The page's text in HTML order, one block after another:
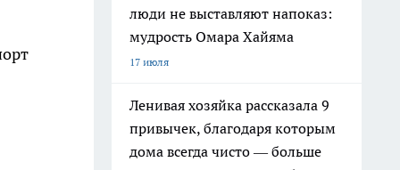
люди не выставляют напоказ:
мудрость Омара Хайяма
17 июля
Ленивая хозяйка рассказала 9
привычек, благодаря которым
дома всегда чисто — больше